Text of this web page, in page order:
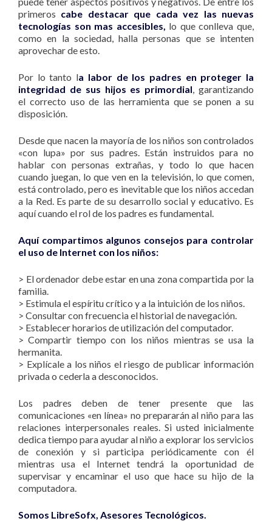
primeros cabe destacar que cada vez las nuevas
tecnologías son mas accesibles, lo que conlleva que,
como en la sociedad, halla personas que se intenten
aprovechar de esto.
Por lo tanto la labor de los padres en proteger la
integridad de sus hijos es primordial, garantizando
el correcto uso de las herramienta que se ponen a su
disposición.
Desde que nacen la mayoría de los niños son controlados
«con lupa» por sus padres. Están instruidos para no
hablar con personas extrañas, y todo lo que hacen
cuando juegan, lo que ven en la televisión, lo que comen,
está controlado, pero es inevitable que los niños accedan
a la Red. Es parte de su desarrollo social y educativo. Es
aquí cuando el rol de los padres es fundamental.
Aquí compartimos algunos consejos para controlar
el uso de Internet con los niños:
> El ordenador debe estar en una zona compartida por la
familia.
> Estimula el espíritu crítico y a la intuición de los niños.
> Consultar con frecuencia el historial de navegación.
> Establecer horarios de utilización del computador.
> Compartir tiempo con los niños mientras se usa la
hermanita.
> Explícale a los niños el riesgo de publicar información
privada o cederla a desconocidos.
Los padres deben de tener presente que las
comunicaciones «en línea» no prepararán al niño para las
relaciones interpersonales reales. Si usted inicialmente
dedica tiempo para ayudar al niño a explorar los servicios
de conexión y si participa periódicamente con él
mientras usa el Internet tendrá la oportunidad de
supervisar y encaminar el uso que hace su hijo de la
computadora.
Somos LibreSofx, Asesores Tecnológicos.